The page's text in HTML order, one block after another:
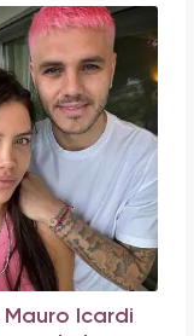
Mauro Icardi